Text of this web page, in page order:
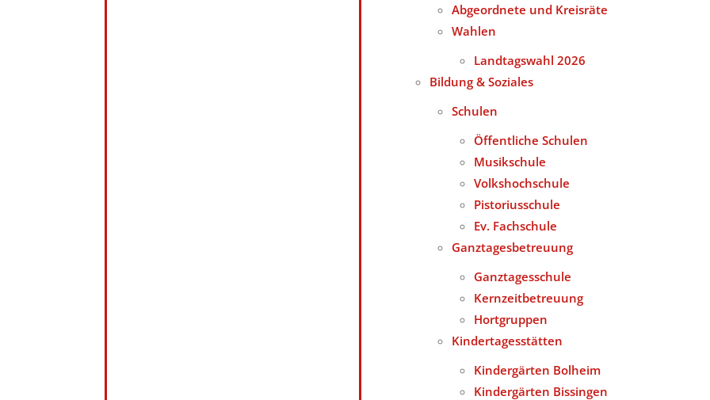
Abgeordnete und Kreisräte
Wahlen
Landtagswahl 2026
Bildung & Soziales
Schulen
Öffentliche Schulen
Musikschule
Volkshochschule
Pistoriusschule
Ev. Fachschule
Ganztagesbetreuung
Ganztagesschule
Kernzeitbetreuung
Hortgruppen
Kindertagesstätten
Kindergärten Bolheim
Kindergärten Bissingen